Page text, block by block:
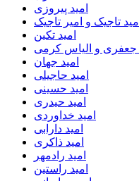
امید پیروزی
امید تاجیک و امیر تاجیک
امید تکین
جعفری و الیاس کرمی
امید جهان
امید حاجیلی
امید حسینی
امید حیدری
امید خداوردی
امید دارابی
امید ذاکری
امید رادمهر
امید راستین